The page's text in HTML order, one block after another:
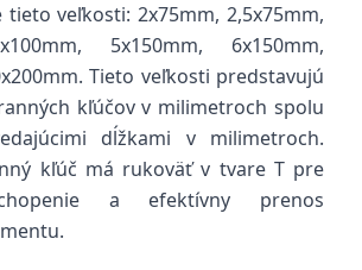
tieto veľkosti: 2x75mm, 2,5x75mm,
5x150mm, 6x150mm,
Tieto veľkosti predstavujú
kľúčov v milimetroch spolu
dĺžkami v milimetroch.
kľúč má rukoväť v tvare T pre
a efektívny prenos